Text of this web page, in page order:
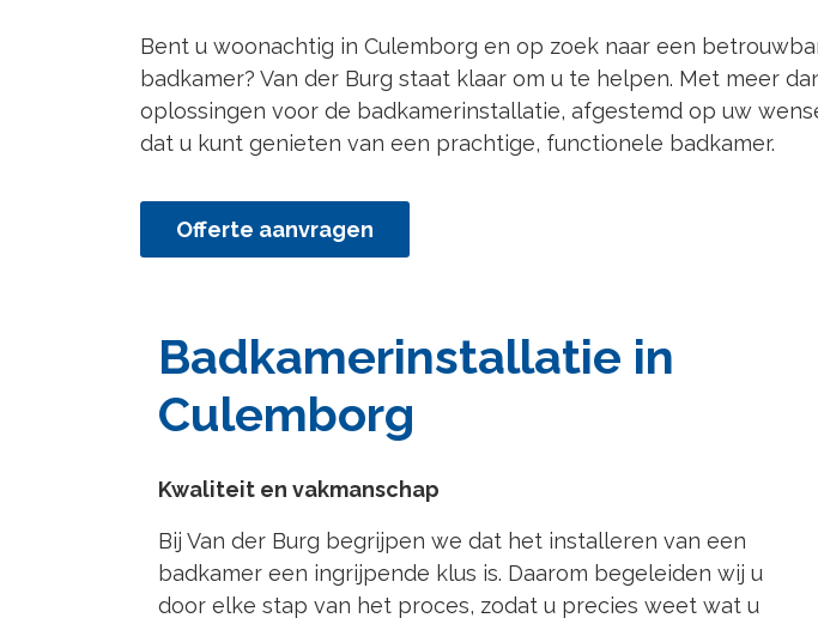
Bent u woonachtig in Culemborg en op zoek naar een
badkamer? Van der Burg staat klaar om u te helpen. Met meer
oplossingen voor de badkamerinstallatie, afgestemd op uw
dat u kunt genieten van een prachtige, functionele badkamer.
Offerte aanvragen
Badkamerinstallatie in
Culemborg
Kwaliteit en vakmanschap
Bij Van der Burg begrijpen we dat het installeren van een
badkamer een ingrijpende klus is. Daarom begeleiden wij u
door elke stap van het proces, zodat u precies weet wat u